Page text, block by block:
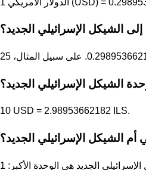
الشيكل الإسرائيلي الجديد؟
10 USD = 2.98953662182 ILS.
أم الشيكل الإسرائيلي الجديد؟